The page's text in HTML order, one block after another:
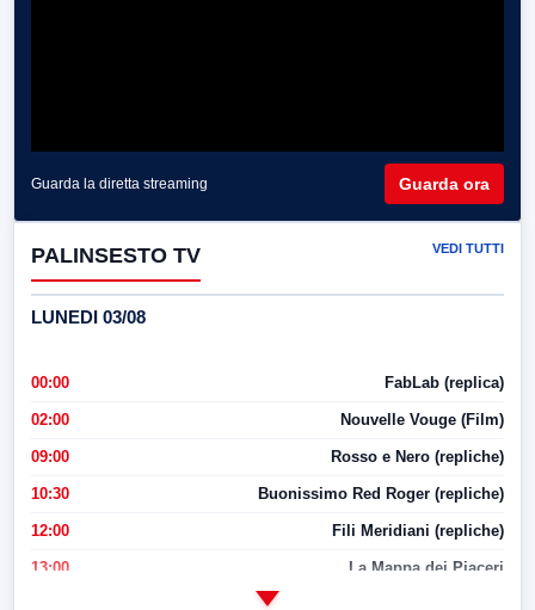
Guarda la diretta streaming Guarda ora
PALINSESTO TV VEDI TUTTI
LUNEDI 03/08
00:00 FabLab (replica)
02:00 Nouvelle Vouge (Film)
09:00 Rosso e Nero (repliche)
10:30 Buonissimo Red Roger (repliche)
12:00 Fili Meridiani (repliche)
13:00 La Mappa dei Piaceri